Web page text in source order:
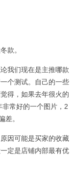
款。
我们现在是主推哪款
个测试。自己的一些
得，如果去年很火的
常好的一个图片，2
差。
因可能是买家的收藏
定是店铺内部最有优